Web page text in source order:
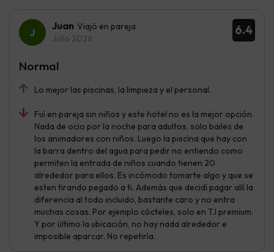
6.4
Juan Viajó en pareja
Julio 2026
Lo mejor las piscinas, la limpieza y el personal.
Fuí en pareja sin niños y este hotel no es la mejor opción.
Nada de ocio por la noche para adultos, solo bailes de
los animadores con niños. Luego la piscina que hay con
la barra dentro del agua para pedir no entiendo como
permiten la entrada de niños cuando tienen 20
alrededor para ellos. Es incómodo tomarte algo y que se
esten tirando pegado a ti. Además que decidí pagar allí la
diferencia al todo incluido, bastante caro y no entra
muchas cosas. Por ejemplo cócteles, solo en T.I premium.
Y por último la ubicación, no hay nada alrededor e
imposible aparcar. No repetiría.
Normal